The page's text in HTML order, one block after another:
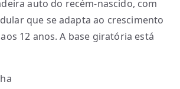
auto do recém-nascido, com
que se adapta ao crescimento
12 anos. A base giratória está